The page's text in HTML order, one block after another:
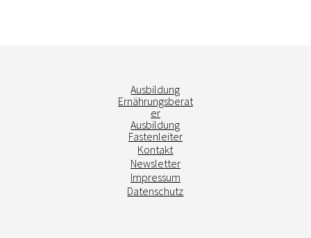
Ausbildung
Ernährungsberat
er
Ausbildung
Fastenleiter
Kontakt
Newsletter
Impressum
Datenschutz